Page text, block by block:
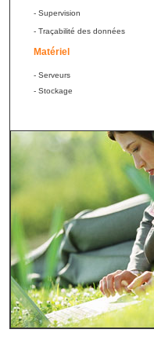
- Supervision
- Traçabilité des données
Matériel
- Serveurs
- Stockage